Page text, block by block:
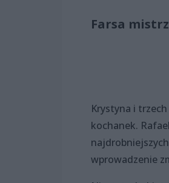
Farsa
Krystyna i
kochanek.
wprowadzenie